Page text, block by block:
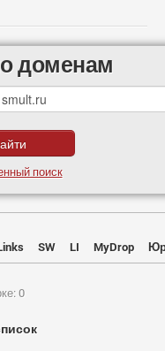
доменам
поиск
SW LI MyDrop
0